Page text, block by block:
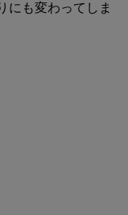
にも変わってしま